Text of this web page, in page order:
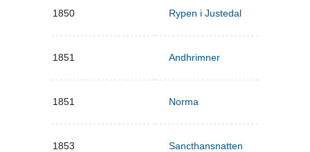
1850 Rypen i Justedal
1851 Andhrimner
1851 Norma
1853 Sancthansnatten